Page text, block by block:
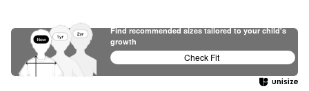
Find recommended sizes tailored to your child's
growth
Check Fit